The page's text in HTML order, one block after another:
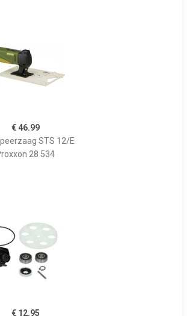
€ 46.99
STS 12/E
28 534
€ 12.95